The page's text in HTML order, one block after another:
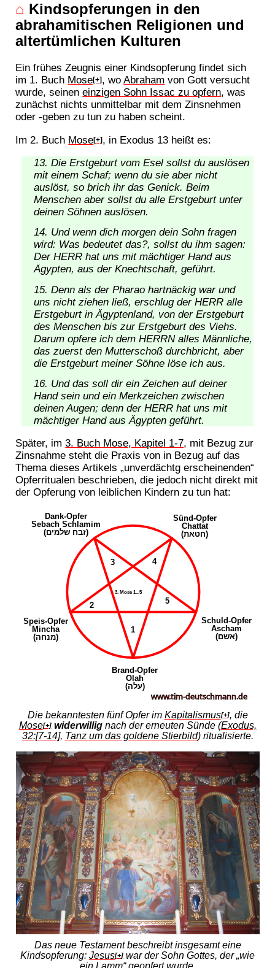
⌂ Kindsopferungen in den
abrahamitischen Religionen und
altertümlichen Kulturen
Ein frühes Zeugnis einer Kindsopferung findet sich
im 1. Buch Mose[+] , woAbraham von Gott versucht
wurde, seineneinzigen Sohn Issac zu opfern, was
zunächst nichts unmittelbar mit dem Zinsnehmen
oder -geben zu tun zu haben scheint.
Im 2. Buch Mose[+], in Exodus 13 heißt es:
Die Erstgeburt vom Esel sollst du auslösen
mit einem Schaf; wenn du sie aber nicht
auslöst, so brich ihr das Genick. Beim
Menschen aber sollst du alle Erstgeburt unter
deinen Söhnen auslösen.
Und wenn dich morgen dein Sohn fragen
wird: Was bedeutet das?, sollst du ihm sagen:
Der HERR hat uns mit mächtiger Hand aus
Ägypten, aus der Knechtschaft, geführt.
Denn als der Pharao hartnäckig war und
uns nicht ziehen ließ, erschlug der HERR alle
Erstgeburt in Ägyptenland, von der Erstgeburt
des Menschen bis zur Erstgeburt des Viehs.
Darum opfere ich dem HERRN alles Männliche,
das zuerst den Mutterschoß durchbricht, aber
die Erstgeburt meiner Söhne löse ich aus.
Und das soll dir ein Zeichen auf deiner
Hand sein und ein Merkzeichen zwischen
deinen Augen; denn der HERR hat uns mit
mächtiger Hand aus Ägypten geführt.
Später, im3. Buch Mose, Kapitel 1-7, mit Bezug zur
Zinsnahme steht die Praxis von in Bezug auf das
Thema dieses Artikels „unverdächtg erscheinenden“
Opferritualen beschrieben, die jedoch nicht direkt mit
der Opferung von leiblichen Kindern zu tun hat:
Die bekanntesten fünf Opfer im Kapitalismus[+], die
Mose[+] widerwillignach der erneuten Sünde (Exodus,
32:[7-14], Tanz um das goldene Stierbild) ritualisierte.
Das neue Testament beschreibt insgesamt eine
Kindsopferung: Jesus[+] war der Sohn Gottes, der „wie
ein Lamm“ geopfert wurde.